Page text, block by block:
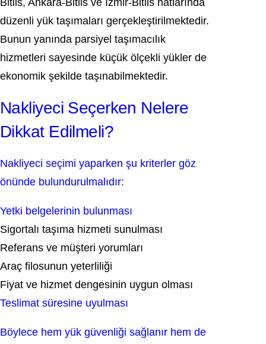
Bitlis, Ankara-Bitlis ve İzmir-Bitlis hatlarında
düzenli yük taşımaları gerçekleştirilmektedir.
Bunun yanında parsiyel taşımacılık
hizmetleri sayesinde küçük ölçekli yükler de
ekonomik şekilde taşınabilmektedir.
Nakliyeci Seçerken Nelere
Dikkat Edilmeli?
Nakliyeci seçimi yaparken şu kriterler göz
önünde bulundurulmalıdır:
Yetki belgelerinin bulunması
Sigortalı taşıma hizmeti sunulması
Referans ve müşteri yorumları
Araç filosunun yeterliliği
Fiyat ve hizmet dengesinin uygun olması
Teslimat süresine uyulması
Böylece hem yük güvenliği sağlanır hem de